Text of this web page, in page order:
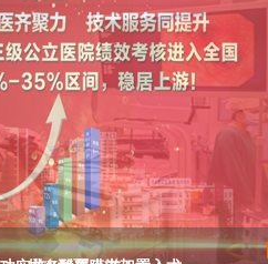
实施Y型覆膜支架置入术